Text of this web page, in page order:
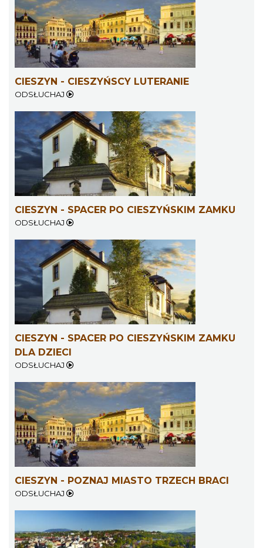
Spektakl "Tajemnica 16. piętra"
Cieszyn
0.24 km
Koncert KARUZELA GNA
Cieszyn
2026-09-20
0.24 km
Mozaika Folkloru II – Spotkanie trzech
kultur
2026-09-12
0.24 km
LOVE SONGS-historie miłosne zapisane w
muzyce
Cieszyn
0.24 km
CIESZYN - CIESZYŃSCY LUTERANIE
ODSŁUCHAJ
CIESZYN - SPACER PO CIESZYŃSKIM ZAMKU
ODSŁUCHAJ
CIESZYN - SPACER PO CIESZYŃSKIM ZAMKU
DLA DZIECI
ODSŁUCHAJ
CIESZYN - POZNAJ MIASTO TRZECH BRACI
ODSŁUCHAJ